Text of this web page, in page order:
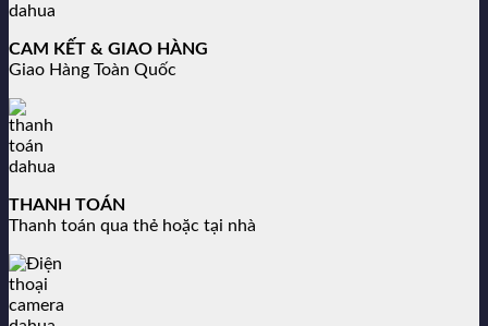
CAM KẾT & GIAO HÀNG
Giao Hàng Toàn Quốc
THANH TOÁN
Thanh toán qua thẻ hoặc tại nhà